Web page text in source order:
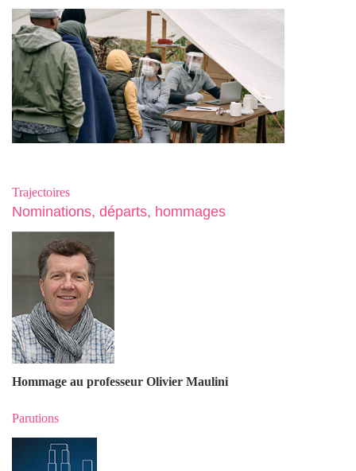
Trajectoires
Nominations, départs, hommages
Hommage au professeur Olivier Maulini
Parutions